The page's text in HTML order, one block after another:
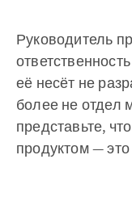
Руководитель
её несёт не
более не отдел
представьте,
продуктом —